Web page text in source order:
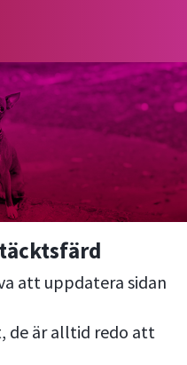
att uppdatera sidan
de är alltid redo att